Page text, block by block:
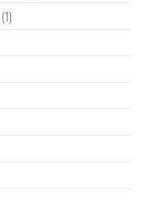
(1)